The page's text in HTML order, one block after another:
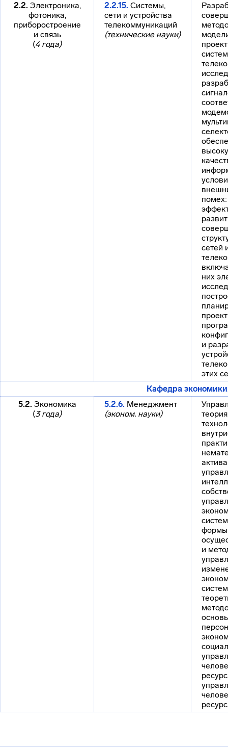
2.2. Электроника,
фотоника,
приборостроение
и связь
(4 года)
2.2.15. Системы,
сети и устройства
телекоммуникаций
(технические науки)
сетей
них
и
этих
Кафедра
5.2. Экономика
(3 года)
5.2.6. Менеджмент
(эконом. науки)
формы
и